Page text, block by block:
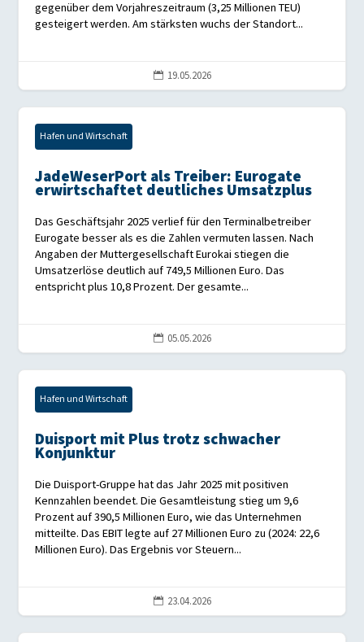
gegenüber dem Vorjahreszeitraum (3,25 Millionen TEU)
gesteigert werden. Am stärksten wuchs der Standort...
 19.05.2026
Hafen und Wirtschaft
JadeWeserPort als Treiber: Eurogate
erwirtschaftet deutliches Umsatzplus
Das Geschäftsjahr 2025 verlief für den Terminalbetreiber
Eurogate besser als es die Zahlen vermuten lassen. Nach
Angaben der Muttergesellschaft Eurokai stiegen die
Umsatzerlöse deutlich auf 749,5 Millionen Euro. Das
entspricht plus 10,8 Prozent. Der gesamte...
 05.05.2026
Hafen und Wirtschaft
Duisport mit Plus trotz schwacher
Konjunktur
Die Duisport-Gruppe hat das Jahr 2025 mit positiven
Kennzahlen beendet. Die Gesamtleistung stieg um 9,6
Prozent auf 390,5 Millionen Euro, wie das Unternehmen
mitteilte. Das EBIT legte auf 27 Millionen Euro zu (2024: 22,6
Millionen Euro). Das Ergebnis vor Steuern...
 23.04.2026